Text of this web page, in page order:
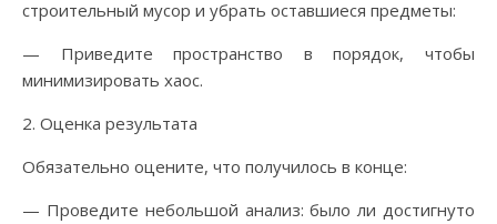
строительный мусор и убрать оставшиеся предметы:
— Приведите пространство в порядок, чтобы
минимизировать хаос.
2. Оценка результата
Обязательно оцените, что получилось в конце:
— Проведите небольшой анализ: было ли достигнуто